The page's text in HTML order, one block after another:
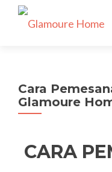
Cara
Glamoure
CARA